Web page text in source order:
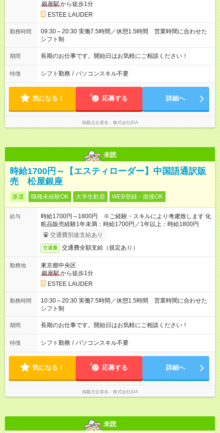
銀座駅から徒歩1分
ESTEE LAUDER
勤務時間
09:30～20:30 実働7.5時間／休憩1.5時間 営業時間に合わせた
シフト制
期間 長期のお仕事です。開始日はお気軽にご相談ください！
特徴 シフト勤務 / パソコンスキル不要
気になる！ 応募する 詳細へ
掲載元企業名 株式会社iDA
未読
時給1700円～【エスティローダー】中国語通訳販
売 松屋銀座
派遣 職種未経験OK 大学生歓迎 WEB登録・面接OK
給与
時給1700円～1800円 ※ご経験・スキルにより考慮致します 化
粧品販売経験1年未満：時給1700円／1年以上：時給1800円
交通費別途支給あり
交通費 交通費全額支給（規定あり）
勤務地
東京都中央区
銀座駅から徒歩1分
ESTEE LAUDER
勤務時間
10:30～20:30 実働7.5時間／休憩1.5時間 営業時間に合わせた
シフト制
期間 長期のお仕事です。開始日はお気軽にご相談ください！
特徴 シフト勤務 / パソコンスキル不要
気になる！ 応募する 詳細へ
掲載元企業名 株式会社iDA
未読